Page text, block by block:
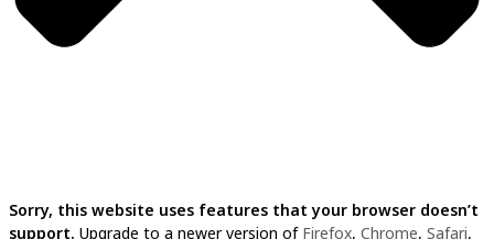
Sorry, this website uses features that your browser doesn’t
support. Upgrade to a newer version of Firefox, Chrome, Safari,